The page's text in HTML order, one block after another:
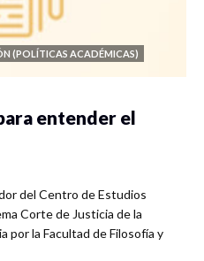
(POLÍTICAS ACADÉMICAS)
entender el
del Centro de Estudios
Corte de Justicia de la
por la Facultad de Filosofía y